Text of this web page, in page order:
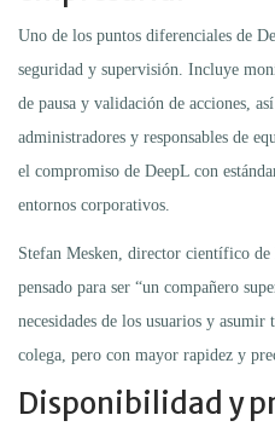
Uno de los puntos diferenciales de
seguridad y supervisión. Incluye
de pausa y validación de acciones,
administradores y responsables de
el compromiso de DeepL con
entornos corporativos.
Stefan Mesken, director científico de
pensado para ser “un compañero
necesidades de los usuarios y
colega, pero con mayor rapidez y
Disponibilidad y